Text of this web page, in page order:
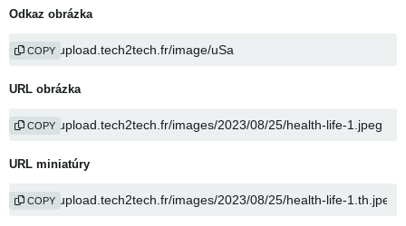
Odkaz obrázka
COPY
URL obrázka
COPY
URL miniatúry
COPY